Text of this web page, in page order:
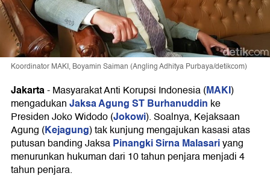
Koordinator MAKI, Boyamin Saiman (Angling Adhitya Purbaya/detikcom)
Jakarta-Masyarakat Anti Korupsi Indonesia (MAKI)
mengadukanJaksa Agung ST Burhanuddin ke
Presiden Joko Widodo (Jokowi). Soalnya, Kejaksaan
Agung (Kejagung) tak kunjung mengajukan kasasi atas
putusan banding JaksaPinangki Sirna Malasariyang
menurunkan hukuman dari 10 tahun penjara menjadi 4
tahun penjara.